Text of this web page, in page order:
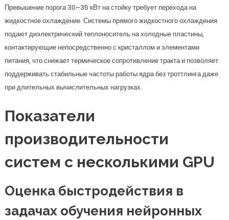
Превышение порога 30–35 кВт на стойку требует перехода на
жидкостное охлаждение. Системы прямого жидкостного охлаждения
подают диэлектрический теплоноситель на холодные пластины,
контактирующие непосредственно с кристаллом и элементами
питания, что снижает термическое сопротивление тракта и позволяет
поддерживать стабильные частоты работы ядра без троттлинга даже
при длительных вычислительных нагрузках.
Показатели
производительности
систем с несколькими GPU
Оценка быстродействия в
задачах обучения нейронных